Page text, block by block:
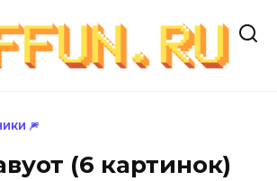
🎆
(6 картинок)